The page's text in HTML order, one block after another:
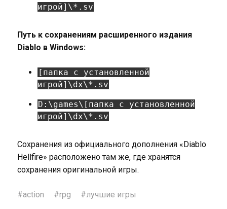
игрой]\*.sv
Путь к сохранениям расширенного издания
Diablo в Windows:
[папка с установленной
игрой]\dx\*.sv
D:\games\[папка с установленной
игрой]\dx\*.sv
Сохранения из официального дополнения «Diablo
Hellfire» расположено там же, где хранятся
сохранения оригинальной игры.
#action #rpg #лучшие игры